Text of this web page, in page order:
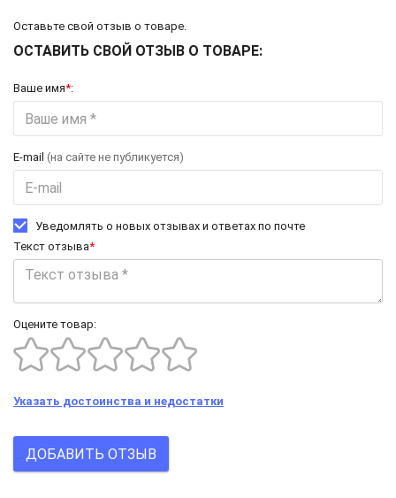
Оставьте свой отзыв о товаре.
ОСТАВИТЬ СВОЙ ОТЗЫВ О ТОВАРЕ:
Ваше имя*:
E-mail (на сайте не публикуется)
Уведомлять о новых отзывах и ответах по почте
Текст отзыва*
Оцените товар:
Указать достоинства и недостатки
ДОБАВИТЬ ОТЗЫВ